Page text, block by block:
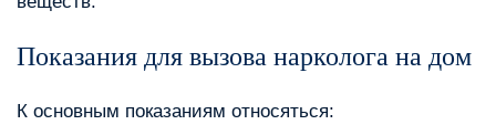
Показания для вызова нарколога на дом
К основным показаниям относяться: